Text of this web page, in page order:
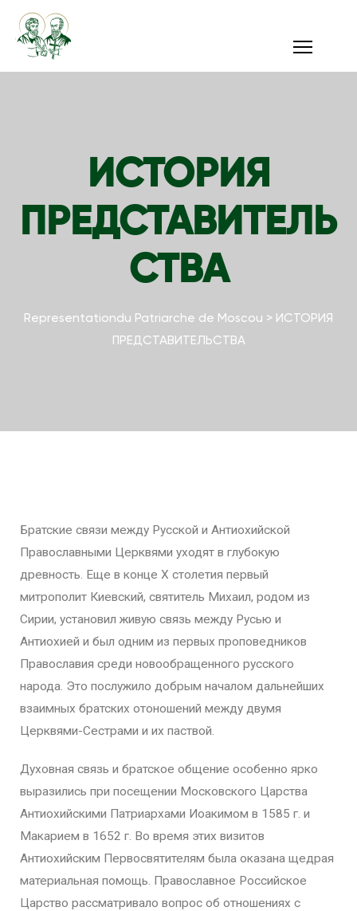
ИСТОРИЯ
ПРЕДСТАВИТЕЛЬ
СТВА
Representationdu Patriarche de Moscou > ИСТОРИЯ
ПРЕДСТАВИТЕЛЬСТВА
Братские связи между Русской и Антиохийской
Православными Церквями уходят в глубокую
древность. Еще в конце X столетия первый
митрополит Киевский, святитель Михаил, родом из
Сирии, установил живую связь между Русью и
Антиохией и был одним из первых проповедников
Православия среди новообращенного русского
народа. Это послужило добрым началом дальнейших
взаимных братских отоношений между двумя
Церквями-Сестрами и их паствой.
Духовная связь и братское общение особенно ярко
выразились при посещении Московского Царства
Антиохийскими Патриархами Иоакимом в 1585 г. и
Макарием в 1652 г. Во время этих визитов
Антиохийским Первосвятителям была оказана щедрая
материальная помощь. Православное Российское
Царство рассматривало вопрос об отношениях с